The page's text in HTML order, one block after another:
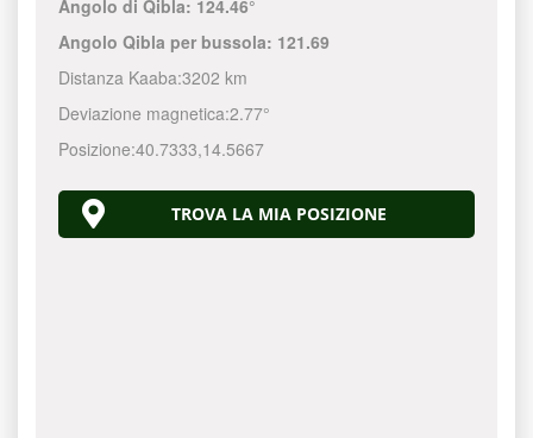
Angolo di Qibla: 124.46°
Angolo Qibla per bussola: 121.69
Distanza Kaaba:3202 km
Deviazione magnetica:2.77°
Posizione:40.7333,14.5667
TROVA LA MIA POSIZIONE